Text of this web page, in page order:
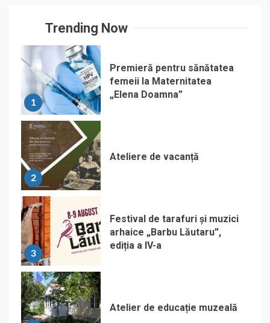
Trending Now
1
Premieră pentru sănătatea
femeii la Maternitatea
„Elena Doamna”
2
Ateliere de vacanță
3
Festival de tarafuri și muzici
arhaice „Barbu Lăutaru”,
ediția a IV-a
Atelier de educație muzeală